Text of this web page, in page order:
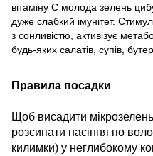
вітаміну С молода зелень
дуже слабкий імунітет.
з сонливістю, активізує
будь-яких салатів, супів,
Правила посадки
Щоб висадити
розсипати насіння по
килимки) у неглибокому